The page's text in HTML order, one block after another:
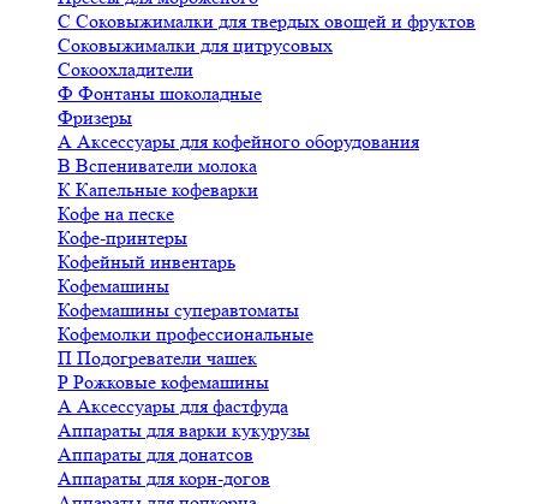
С Соковыжималки для твердых овощей и фруктов
Соковыжималки для цитрусовых
Сокоохладители
Ф Фонтаны шоколадные
Фризеры
А Аксессуары для кофейного оборудования
В Вспениватели молока
К Капельные кофеварки
Кофе на песке
Кофе-принтеры
Кофейный инвентарь
Кофемашины
Кофемашины суперавтоматы
Кофемолки профессиональные
П Подогреватели чашек
Р Рожковые кофемашины
А Аксессуары для фастфуда
Аппараты для варки кукурузы
Аппараты для донатсов
Аппараты для корн-догов